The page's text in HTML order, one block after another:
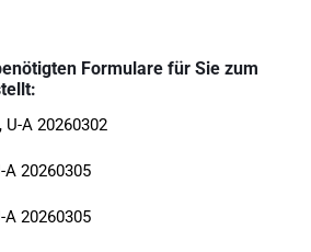
Formulare für Sie zum
U-A 20260302
A 20260305
A 20260305